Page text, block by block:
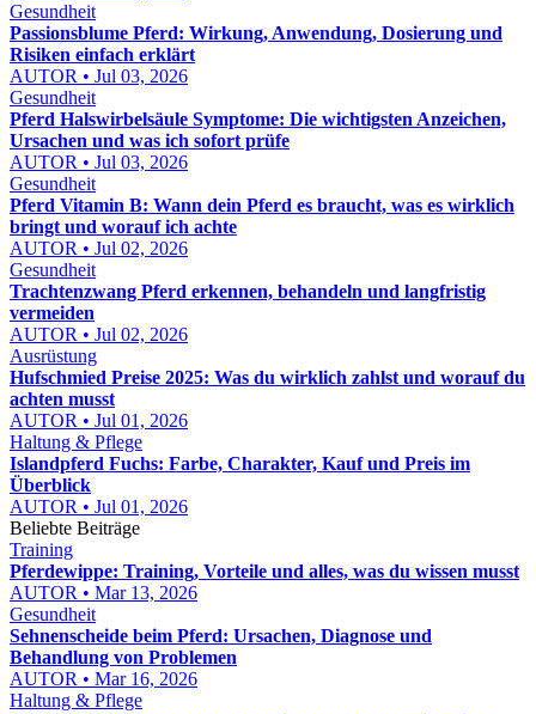
Gesundheit
Passionsblume Pferd: Wirkung, Anwendung, Dosierung und
Risiken einfach erklärt
AUTOR • Jul 03, 2026
Gesundheit
Pferd Halswirbelsäule Symptome: Die wichtigsten Anzeichen,
Ursachen und was ich sofort prüfe
AUTOR • Jul 03, 2026
Gesundheit
Pferd Vitamin B: Wann dein Pferd es braucht, was es wirklich
bringt und worauf ich achte
AUTOR • Jul 02, 2026
Gesundheit
Trachtenzwang Pferd erkennen, behandeln und langfristig
vermeiden
AUTOR • Jul 02, 2026
Ausrüstung
Hufschmied Preise 2025: Was du wirklich zahlst und worauf du
achten musst
AUTOR • Jul 01, 2026
Haltung & Pflege
Islandpferd Fuchs: Farbe, Charakter, Kauf und Preis im
Überblick
AUTOR • Jul 01, 2026
Beliebte Beiträge
Training
Pferdewippe: Training, Vorteile und alles, was du wissen musst
AUTOR • Mar 13, 2026
Gesundheit
Sehnenscheide beim Pferd: Ursachen, Diagnose und
Behandlung von Problemen
AUTOR • Mar 16, 2026
Haltung & Pflege